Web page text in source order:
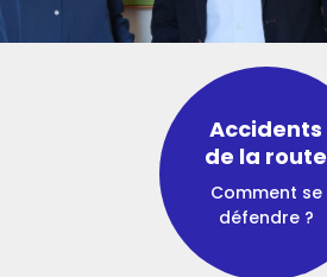
Accidents
de la route
Comment se
défendre ?